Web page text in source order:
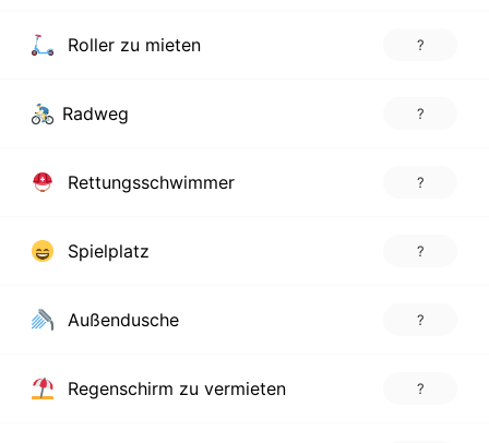
Roller zu mieten ?
Radweg ?
Rettungsschwimmer ?
Spielplatz ?
Außendusche ?
Regenschirm zu vermieten ?